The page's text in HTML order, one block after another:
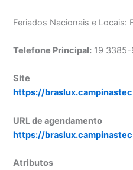
Feriados Nacionais e Locais:
Telefone Principal: 19
Site
https://
URL de agendamento
https://
Atributos